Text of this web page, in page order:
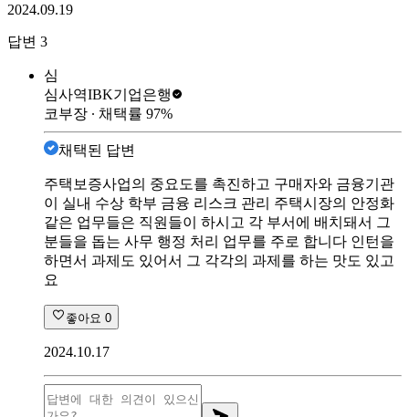
2024.09.19
답변 3
심
심사역IBK기업은행
코부장 ∙ 채택률 97%
채택된 답변
주택보증사업의 중요도를 촉진하고 구매자와 금융기관
이 실내 수상 학부 금융 리스크 관리 주택시장의 안정화
같은 업무들은 직원들이 하시고 각 부서에 배치돼서 그
분들을 돕는 사무 행정 처리 업무를 주로 합니다 인턴을
하면서 과제도 있어서 그 각각의 과제를 하는 맛도 있고
요
좋아요 0
2024.10.17